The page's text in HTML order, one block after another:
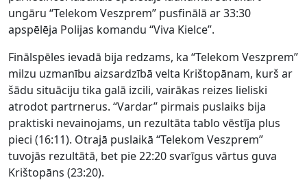
ungāru “Telekom Veszprem” pusfinālā ar 33:30
apspēlēja Polijas komandu “Viva Kielce”.
Finālspēles ievadā bija redzams, ka “Telekom Veszprem”
milzu uzmanību aizsardzībā velta Krištopānam, kurš ar
šādu situāciju tika galā izcili, vairākas reizes lieliski
atrodot partrnerus. “Vardar” pirmais puslaiks bija
praktiski nevainojams, un rezultāta tablo vēstīja plus
pieci (16:11). Otrajā puslaikā “Telekom Veszprem”
tuvojās rezultātā, bet pie 22:20 svarīgus vārtus guva
Krištopāns (23:20).